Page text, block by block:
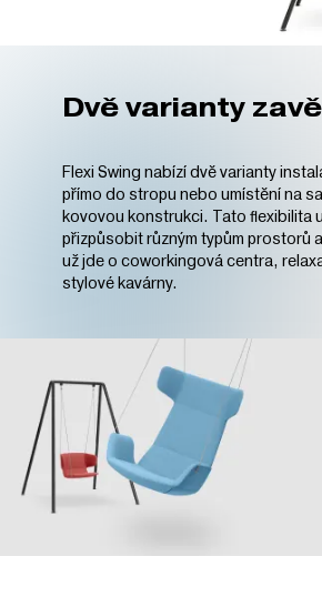
Dvě varianty
Flexi Swing nabízí dvě varianty
přímo do stropu nebo umístění na
kovovou konstrukci. Tato flexibilita
přizpůsobit různým typům prostorů
už jde o coworkingová centra,
stylové kavárny.